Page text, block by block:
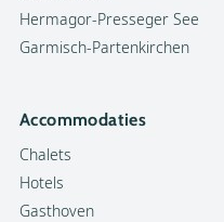
Hermagor-Presseger See
Garmisch-Partenkirchen
Accommodaties
Chalets
Hotels
Gasthoven